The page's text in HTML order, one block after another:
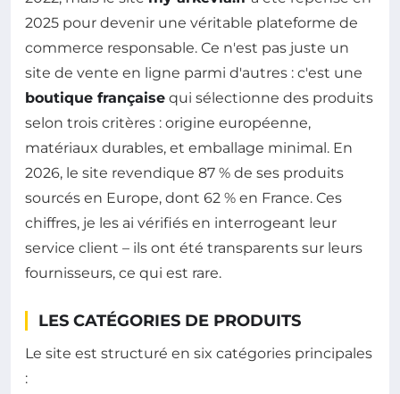
2025 pour devenir une véritable plateforme de
commerce responsable. Ce n'est pas juste un
site de vente en ligne parmi d'autres : c'est une
boutique française qui sélectionne des produits
selon trois critères : origine européenne,
matériaux durables, et emballage minimal. En
2026, le site revendique 87 % de ses produits
sourcés en Europe, dont 62 % en France. Ces
chiffres, je les ai vérifiés en interrogeant leur
service client – ils ont été transparents sur leurs
fournisseurs, ce qui est rare.
LES CATÉGORIES DE PRODUITS
Le site est structuré en six catégories principales
: